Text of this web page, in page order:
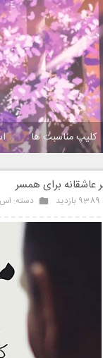
کلیپ مناسبت ها
عاشقانه برای همسر
9389 بازدید دسته: